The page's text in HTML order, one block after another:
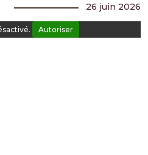
26 juin 2026
Autoriser